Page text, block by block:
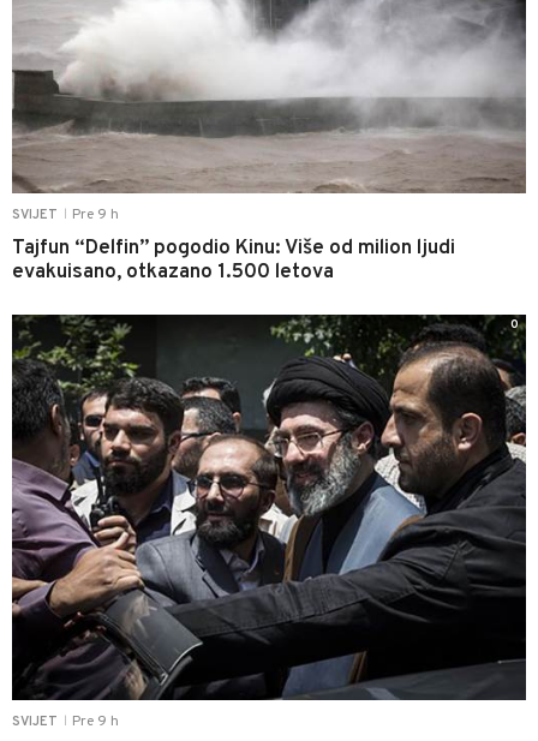
SVIJET Pre 9 h
Tajfun “Delfin” pogodio Kinu: Više od milion ljudi
evakuisano, otkazano 1.500 letova
SVIJET Pre 9 h
0